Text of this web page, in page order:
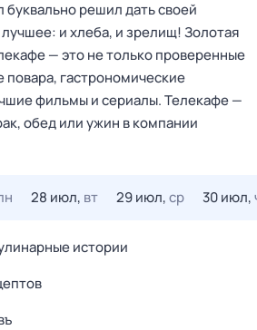
решил дать своей
и хлеба, и зрелищ! Золотая
— это не только проверенные
гастрономические
фильмы и сериалы. Телекафе —
обед или ужин в компании
28 июл, вт 29 июл,ср 30 июл,
истории